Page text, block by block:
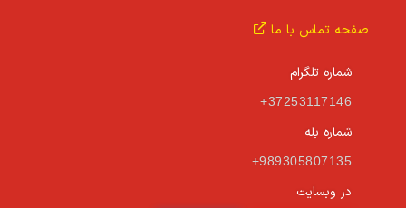
صفحه تماس با ما
شماره تلگرام
+37253117146
شماره بله
+989305807135
در وبسایت